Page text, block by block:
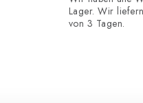
Lager. Wir
von 3 Tagen.